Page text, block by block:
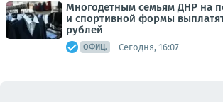
Многодетным семьям ДНР на
и спортивной формы
рублей
ОФИЦ. Сегодня, 16:07